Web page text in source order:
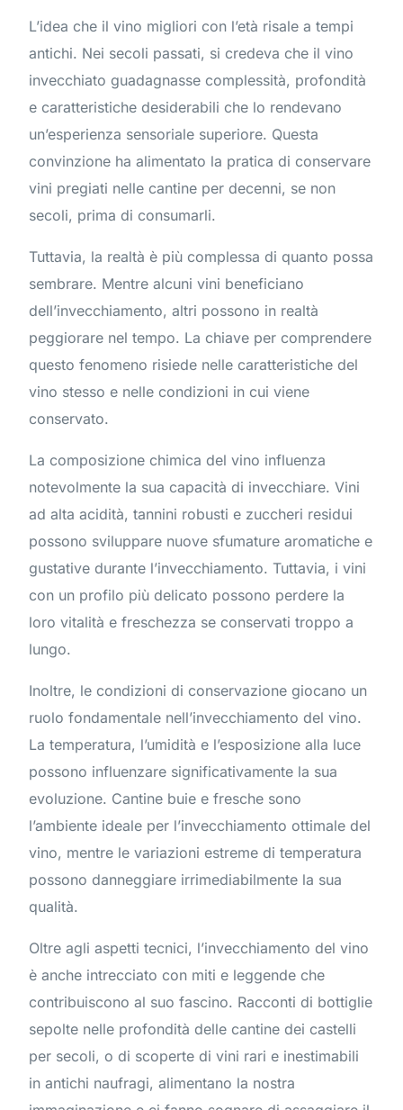
L’idea che il vino migliori con l’età risale a tempi
antichi. Nei secoli passati, si credeva che il vino
invecchiato guadagnasse complessità, profondità
e caratteristiche desiderabili che lo rendevano
un’esperienza sensoriale superiore. Questa
convinzione ha alimentato la pratica di conservare
vini pregiati nelle cantine per decenni, se non
secoli, prima di consumarli.
Tuttavia, la realtà è più complessa di quanto possa
sembrare. Mentre alcuni vini beneficiano
dell’invecchiamento, altri possono in realtà
peggiorare nel tempo. La chiave per comprendere
questo fenomeno risiede nelle caratteristiche del
vino stesso e nelle condizioni in cui viene
conservato.
La composizione chimica del vino influenza
notevolmente la sua capacità di invecchiare. Vini
ad alta acidità, tannini robusti e zuccheri residui
possono sviluppare nuove sfumature aromatiche e
gustative durante l’invecchiamento. Tuttavia, i vini
con un profilo più delicato possono perdere la
loro vitalità e freschezza se conservati troppo a
lungo.
Inoltre, le condizioni di conservazione giocano un
ruolo fondamentale nell’invecchiamento del vino.
La temperatura, l’umidità e l’esposizione alla luce
possono influenzare significativamente la sua
evoluzione. Cantine buie e fresche sono
l’ambiente ideale per l’invecchiamento ottimale del
vino, mentre le variazioni estreme di temperatura
possono danneggiare irrimediabilmente la sua
qualità.
Oltre agli aspetti tecnici, l’invecchiamento del vino
è anche intrecciato con miti e leggende che
contribuiscono al suo fascino. Racconti di bottiglie
sepolte nelle profondità delle cantine dei castelli
per secoli, o di scoperte di vini rari e inestimabili
in antichi naufragi, alimentano la nostra